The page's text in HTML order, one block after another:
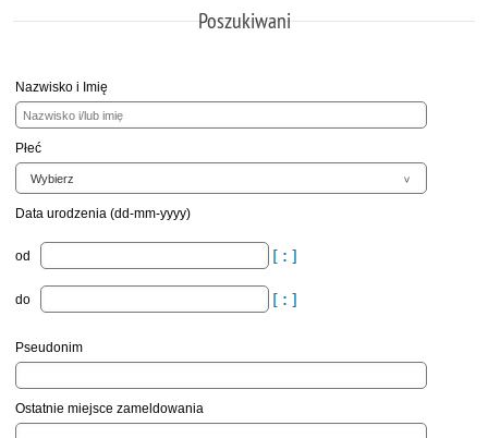
Poszukiwani
Nazwisko i Imię
Płeć
Data urodzenia (dd-mm-yyyy)
od
do
Pseudonim
Ostatnie miejsce zameldowania